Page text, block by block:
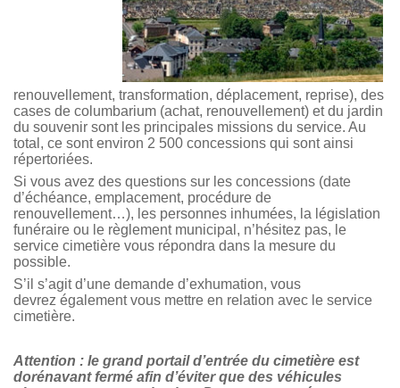
renouvellement, transformation, déplacement, reprise), des
cases de columbarium (achat, renouvellement) et du jardin
du souvenir sont les principales missions du service. Au
total, ce sont environ 2 500 concessions qui sont ainsi
répertoriées.
Si vous avez des questions sur les concessions (date
d’échéance, emplacement, procédure de
renouvellement…), les personnes inhumées, la législation
funéraire ou le règlement municipal, n’hésitez pas, le
service cimetière vous répondra dans la mesure du
possible.
S’il s’agit d’une demande d’exhumation, vous
devrez également vous mettre en relation avec le service
cimetière.
Attention : le grand portail d’entrée du cimetière est
dorénavant fermé afin d’éviter que des véhicules